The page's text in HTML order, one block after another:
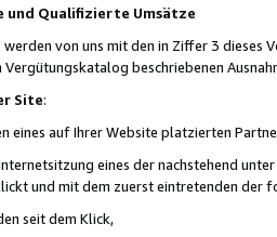
Qualifizierte Umsätze
werden von uns mit den in Ziffer 3
beschriebenen
Site:
eines auf Ihrer Website platzierten
eines der nachstehend
und mit dem zuerst eintretenden der
seit dem Klick,